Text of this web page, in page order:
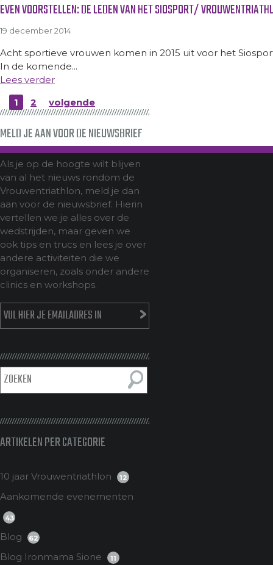
EVEN VOORSTELLEN: DE LEDEN VAN HET SIOSPORT/
19 december 2014
Acht sportieve vrouwen komen in 2015 uit voor het
In de komende...
Lees verder
1
2 volgende
MELD JE AAN VOOR DE NIEUWSBRIEF
Als je op de hoogte wilt blijven
van al het nieuws rondom de
Vrouwentriathlon, meld je dan
aan voor de nieuwsbrief. Hierin
vertellen we je alles over de
wedstrijden, maar geven we
ook tips en trucs en lees je over
andere activiteiten die we
organiseren, zoals onder andere
clinics en workshops.
ARTIKELEN PER CATEGORIE
10 jaar Vrouwentriathlon 12
Aankomende evenementen
43
Blog 62
Blog Ironmama Sione 11